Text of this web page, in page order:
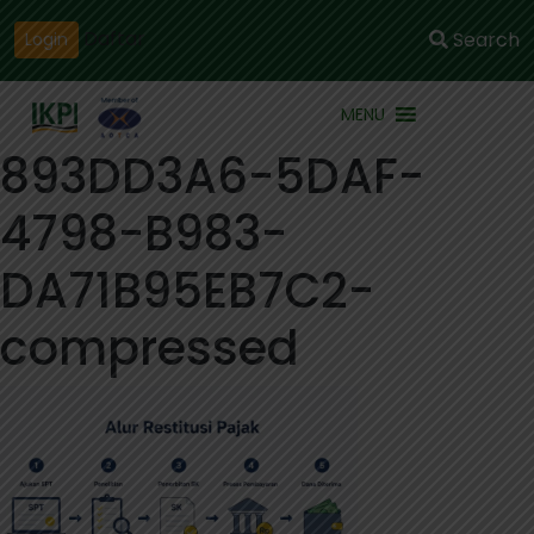
Login Search
MENU
893DD3A6-5DAF-
4798-B983-
DA71B95EB7C2-
compressed